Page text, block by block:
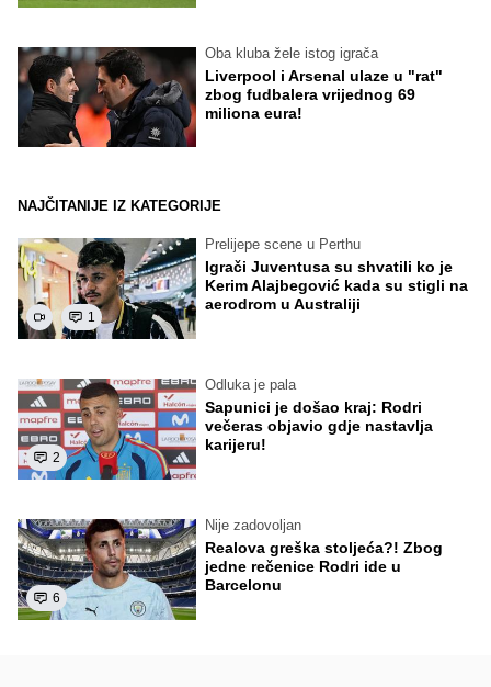
Oba kluba žele istog igrača
Liverpool i Arsenal ulaze u "rat"
zbog fudbalera vrijednog 69
miliona eura!
NAJČITANIJE IZ KATEGORIJE
1
Prelijepe scene u Perthu
Igrači Juventusa su shvatili ko je
Kerim Alajbegović kada su stigli na
aerodrom u Australiji
2
Odluka je pala
Sapunici je došao kraj: Rodri
večeras objavio gdje nastavlja
karijeru!
6
Nije zadovoljan
Realova greška stoljeća?! Zbog
jedne rečenice Rodri ide u
Barcelonu